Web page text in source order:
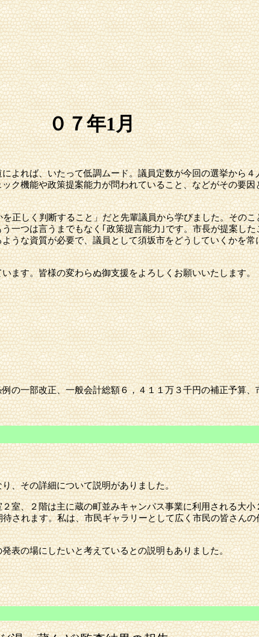
０７年1月
よれば、いたって低調ムード。議員定数が今回の選挙から
ク機能や政策提案能力が問われていること、などがその要
正しく判断すること」だと先輩議員から学びました。その
一つは言うまでもなく｢政策提言能力｣です。市長が提案し
うな資質が必要で、議員として須坂市をどうしていくかを常
ます。皆様の変わらぬ御支援をよろしくお願いいたします。
一部改正、一般会計総額６，４１１万３千円の補正予算、
、その詳細について説明がありました。
、２階は主に蔵の町並みキャンパス事業に利用される大小
されます。私は、市民ギャラリーとして広く市民の皆さん
表の場にしたいと考えているとの説明もありました。